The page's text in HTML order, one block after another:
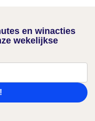
en winacties
wekelijkse